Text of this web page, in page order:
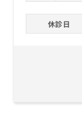
休診日